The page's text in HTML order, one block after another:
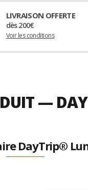
LIVRAISON OFFERTE
dès 200€
Voir les conditions
—
DayTrip®